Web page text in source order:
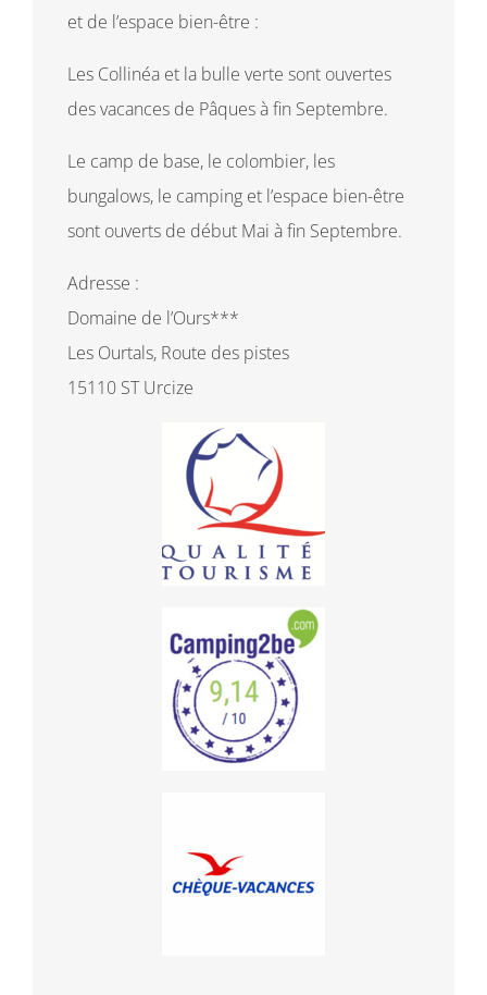
et de l’espace bien-être :
Les Collinéa et la bulle verte sont ouvertes
des vacances de Pâques à fin Septembre.
Le camp de base, le colombier, les
bungalows, le camping et l’espace bien-être
sont ouverts de début Mai à fin Septembre.
Adresse :
Domaine de l’Ours***
Les Ourtals, Route des pistes
15110 ST Urcize